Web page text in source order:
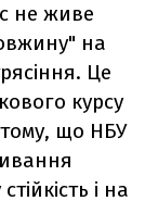
не живе
на
Це
курсу
що НБУ
і на